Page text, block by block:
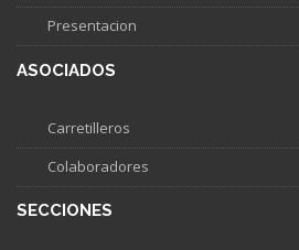
Presentacion
ASOCIADOS
Carretilleros
Colaboradores
SECCIONES